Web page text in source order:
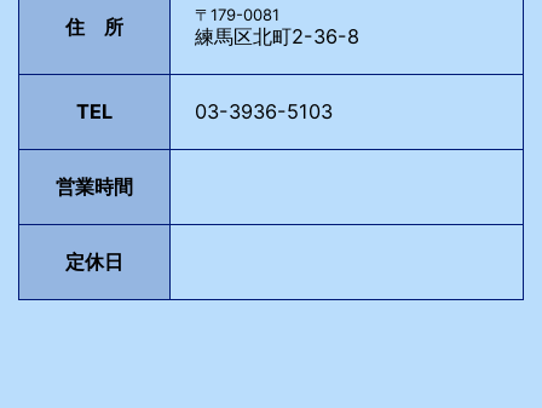
住 所 〒179-0081
練馬区北町2-36-8
TEL 03-3936-5103
営業時間
定休日